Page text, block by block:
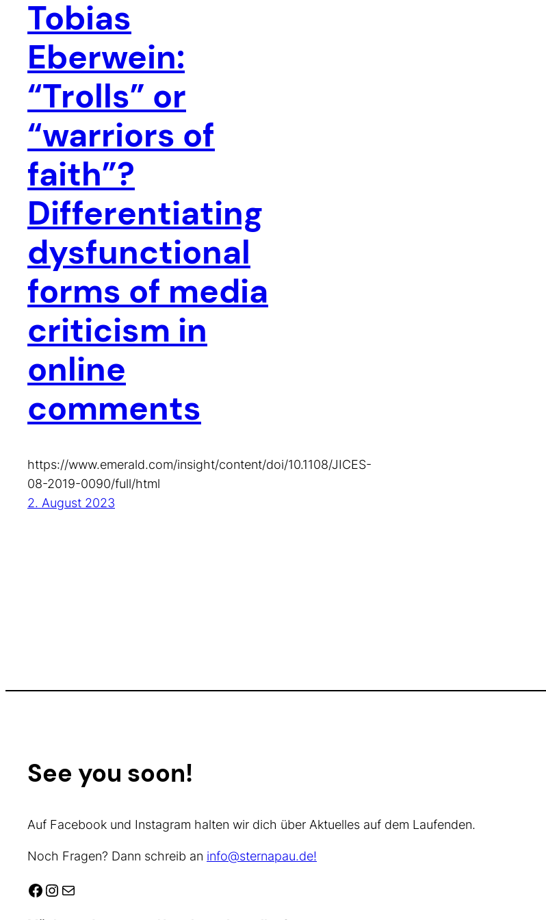
Tobias
Eberwein:
“Trolls” or
“warriors of
faith”?
Differentiating
dysfunctional
forms of media
criticism in
online
comments
https://www.emerald.com/insight/content/doi/10.1108/JICES-
08-2019-0090/full/html
2. August 2023
See you soon!
Auf Facebook und Instagram halten wir dich über Aktuelles auf dem Laufenden.
Noch Fragen? Dann schreib an info@sternapau.de!
Facebook
Instagram
E-Mail